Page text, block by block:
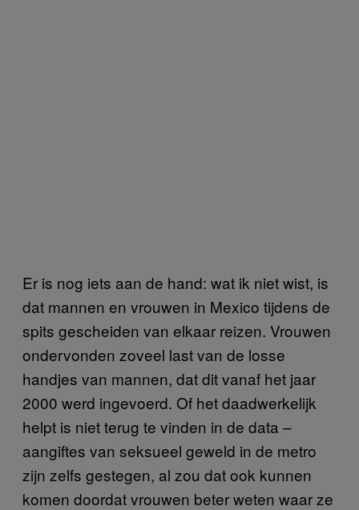
Er is nog iets aan de hand: wat ik niet wist, is
dat mannen en vrouwen in Mexico tijdens de
spits gescheiden van elkaar reizen. Vrouwen
ondervonden zoveel last van de losse
handjes van mannen, dat dit vanaf het jaar
2000 werd ingevoerd. Of het daadwerkelijk
helpt is niet terug te vinden in de data –
aangiftes van seksueel geweld in de metro
zijn zelfs gestegen, al zou dat ook kunnen
komen doordat vrouwen beter weten waar ze